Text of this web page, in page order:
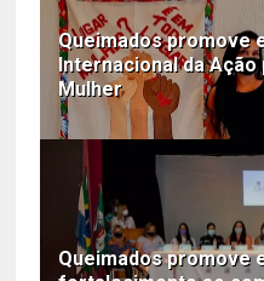
Queimados promove
Internacional da Ação
Mulher
Queimados promove